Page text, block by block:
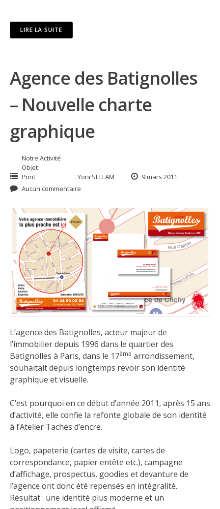
LIRE LA SUITE
Agence des Batignolles
– Nouvelle charte
graphique
Notre Activité
Objet
Print
Yoni SELLAM
9 mars 2011
Aucun commentaire
L’agence des Batignolles, acteur majeur de
l’immobilier depuis 1996 dans le quartier des
Batignolles à Paris, dans le 17ème arrondissement,
souhaitait depuis longtemps revoir son identité
graphique et visuelle.
C’est pourquoi en ce début d’année 2011, après 15 ans
d’activité, elle confie la refonte globale de son identité
à l’Atelier Taches d’encre.
Logo, papeterie (cartes de visite, cartes de
correspondance, papier entête etc.), campagne
d’affichage, prospectus, goodies et devanture de
l’agence ont donc été repensés en intégralité.
Résultat : une identité plus moderne et un